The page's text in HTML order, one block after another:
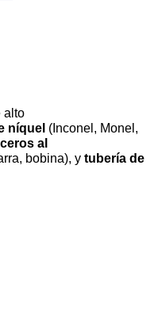
alto
níquel (Inconel, Monel,
al
bobina), y tubería de